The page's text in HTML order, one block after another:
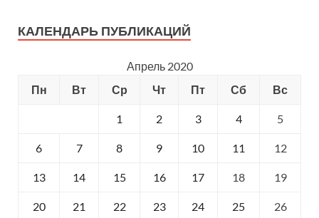
КАЛЕНДАРЬ ПУБЛИКАЦИЙ
Апрель 2020
Пн
Вт Ср Чт Пт Сб Вс
1 2 3 4 5
6 7 8 9 10 11 12
13 14 15 16 17 18 19
20 21 22 23 24 25 26